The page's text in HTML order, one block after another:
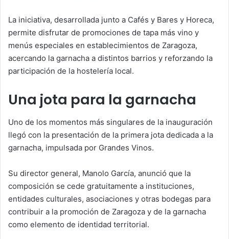
La iniciativa, desarrollada junto a Cafés y Bares y Horeca,
permite disfrutar de promociones de tapa más vino y
menús especiales en establecimientos de Zaragoza,
acercando la garnacha a distintos barrios y reforzando la
participación de la hostelería local.
Una jota para la garnacha
Uno de los momentos más singulares de la inauguración
llegó con la presentación de la primera jota dedicada a la
garnacha, impulsada por Grandes Vinos.
Su director general, Manolo García, anunció que la
composición se cede gratuitamente a instituciones,
entidades culturales, asociaciones y otras bodegas para
contribuir a la promoción de Zaragoza y de la garnacha
como elemento de identidad territorial.